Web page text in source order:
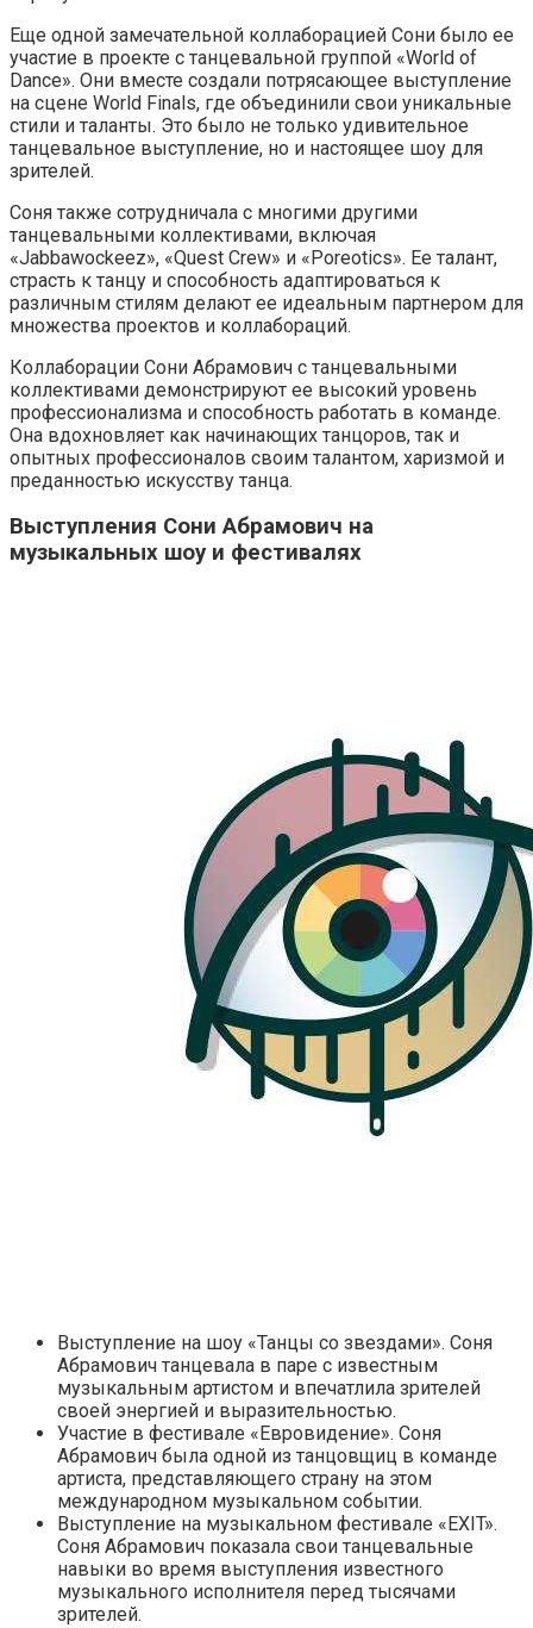
Еще одной замечательной коллаборацией Сони было ее
участие в проекте с танцевальной группой «World of
Dance». Они вместе создали потрясающее выступление
на сцене World Finals, где объединили свои уникальные
стили и таланты. Это было не только удивительное
танцевальное выступление, но и настоящее шоу для
зрителей.
Соня также сотрудничала с многими другими
танцевальными коллективами, включая
«Jabbawockeez», «Quest Crew» и «Poreotics». Ее талант,
страсть к танцу и способность адаптироваться к
различным стилям делают ее идеальным партнером для
множества проектов и коллабораций.
Коллаборации Сони Абрамович с танцевальными
коллективами демонстрируют ее высокий уровень
профессионализма и способность работать в команде.
Она вдохновляет как начинающих танцоров, так и
опытных профессионалов своим талантом, харизмой и
преданностью искусству танца.
Выступления Сони Абрамович на
музыкальных шоу и фестивалях
Выступление на шоу «Танцы со звездами». Соня
Абрамович танцевала в паре с известным
музыкальным артистом и впечатлила зрителей
своей энергией и выразительностью.
Участие в фестивале «Евровидение». Соня
Абрамович была одной из танцовщиц в команде
артиста, представляющего страну на этом
международном музыкальном событии.
Выступление на музыкальном фестивале «EXIT».
Соня Абрамович показала свои танцевальные
навыки во время выступления известного
музыкального исполнителя перед тысячами
зрителей.